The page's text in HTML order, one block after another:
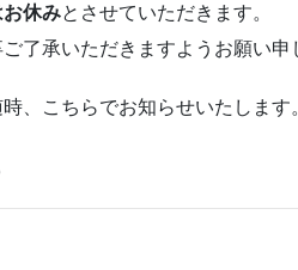
休みとさせていただきます。
了承いただきますようお願い申
、こちらでお知らせいたします